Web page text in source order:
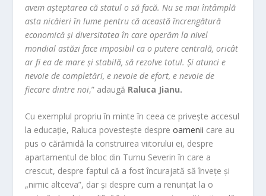
avem așteptarea că statul o să facă. Nu se mai întâmplă
asta nicăieri în lume pentru că această încrengătură
economică și diversitatea în care operăm la nivel
mondial astăzi face imposibil ca o putere centrală, oricât
ar fi ea de mare și stabilă, să rezolve totul. Și atunci e
nevoie de completări, e nevoie de efort, e nevoie de
fiecare dintre noi,” adaugă Raluca Jianu.
Cu exemplul propriu în minte în ceea ce privește accesul
la educație, Raluca povestește despreoamenii care au
pus o cărămidă la construirea viitorului ei, despre
apartamentul de bloc din Turnu Severin în care a
crescut, despre faptul că a fost încurajată să învețe și
„nimic altceva”, dar și despre cum a renunțat la o